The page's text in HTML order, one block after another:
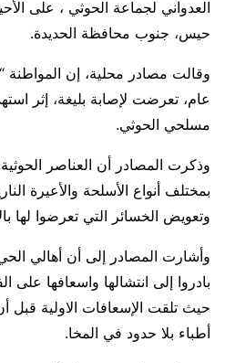
العدواني لجماعة الحوثي ، على
حيس، جنوب محافظة الحديدة.
عام، تعرضت لإصابة بليغة، إثر
مسلحي الحوثي.
وذكرت المصادر أن العناصر
بمختلف أنواع الأسلحة والأعيرة
وتعويض الخسائر التي تعرضوا لها
وأشارت المصادر إلى أن أهالي
بادروا إلى انتشالها واسعافها على
حيث تلقت الإسعافات الاولية قبل
أطباء بلا حدود في المخا.